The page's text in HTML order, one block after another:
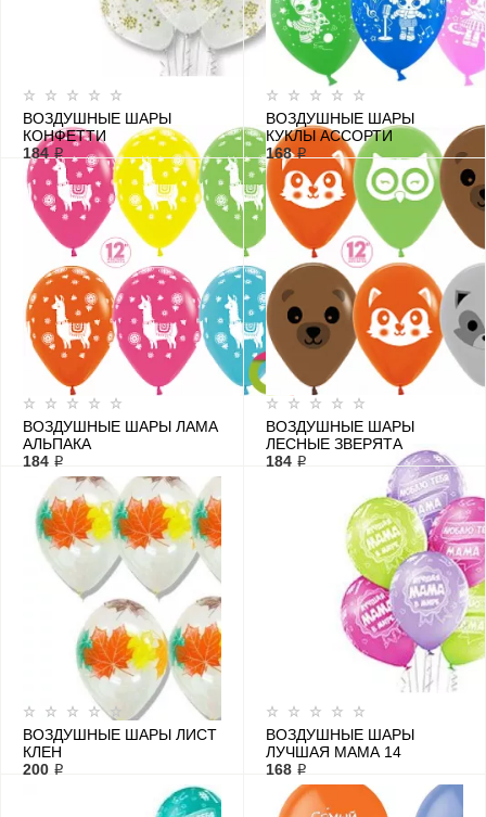
ВОЗДУШНЫЕ ШАРЫ
КОНФЕТТИ
184 ₽
ВОЗДУШНЫЕ ШАРЫ
КУКЛЫ АССОРТИ
168 ₽
ВОЗДУШНЫЕ ШАРЫ ЛАМА
АЛЬПАКА
184 ₽
ВОЗДУШНЫЕ ШАРЫ
ЛЕСНЫЕ ЗВЕРЯТА
184 ₽
ВОЗДУШНЫЕ ШАРЫ ЛИСТ
КЛЕН
200 ₽
ВОЗДУШНЫЕ ШАРЫ
ЛУЧШАЯ МАМА 14
168 ₽